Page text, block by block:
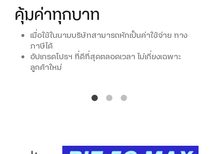
คุ้มค่าทุกบาท
เมื่อใช้ในนามบริษัทสามารถหักเป็นค่าใช้จ่าย ทาง
ภาษีได้
อัปเกรดโปรฯ ที่ดีที่สุดตลอดเวลา ไม่เกี่ยงเฉพาะ
ลูกค้าใหม่
คุมค่าใช้จ่ายง่าย
ป้องกันการสมัครบริการเสริมอื่น ๆ จาก SMS
ไม่มีค่าใช้จ่ายจากเน็ตที่ใช้เกิน
จัดการง่าย ด้วย
MyBusiness
จัดการแพ็กเกจทั้งบริษัทผ่านออนไลน์ 24 ชม.
นำส่งและหักภาษี ณ ที่จ่ายให้อัตโนมัติ